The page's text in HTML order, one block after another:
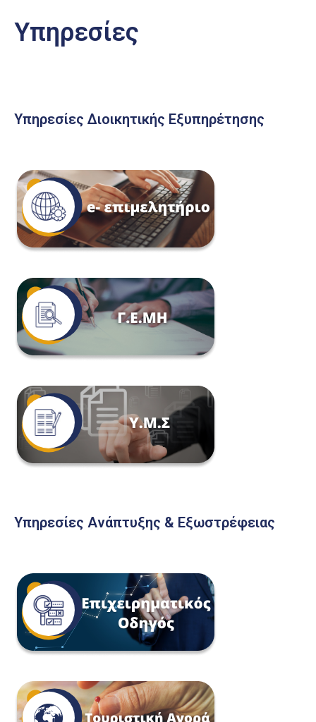
Υπηρεσίες
Υπηρεσίες Διοικητικής Εξυπηρέτησης
Υπηρεσίες Ανάπτυξης & Εξωστρέφειας